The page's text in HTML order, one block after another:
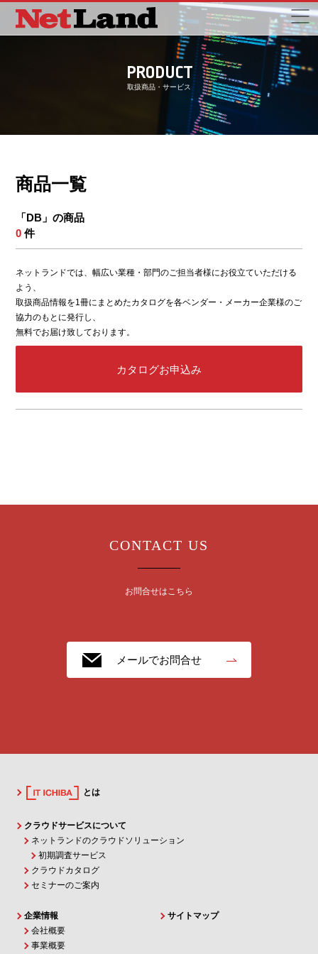
PRODUCT
取扱商品・サービス
商品一覧
「DB」の商品
0 件
ネットランドでは、幅広い業種・部門のご担当者様にお役立ていただける
よう、
取扱商品情報を1冊にまとめたカタログを各ベンダー・メーカー企業様のご
協力のもとに発行し、
無料でお届け致しております。
カタログお申込み
CONTACT US
お問合せはこちら
メールでお問合せ
とは
クラウドサービスについて
ネットランドのクラウドソリューション
初期調査サービス
クラウドカタログ
セミナーのご案内
企業情報
会社概要
事業概要
サイトマップ